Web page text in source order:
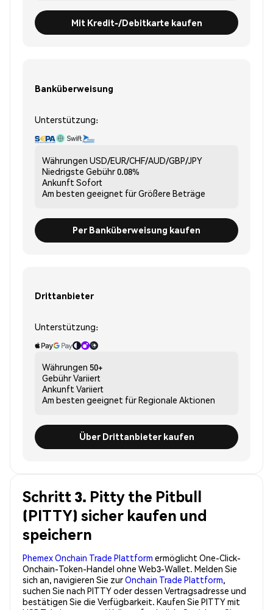
Mit Kredit-/Debitkarte kaufen
Banküberweisung
Unterstützung:
Währungen USD/EUR/CHF/AUD/GBP/JPY
Niedrigste Gebühr0.08%
Ankunft Sofort
Am besten geeignet fürGrößere Beträge
Per Banküberweisung kaufen
Drittanbieter
Unterstützung:
Währungen 50+
GebührVariiert
Ankunft Variiert
Am besten geeignet fürRegionale Aktionen
Über Drittanbieter kaufen
Schritt 3. Pitty the Pitbull
(PITTY) sicher kaufen und
speichern
Phemex Onchain Trade Plattform ermöglicht One-Click-
Onchain-Token-Handel ohne Web3-Wallet. Melden Sie
sich an, navigieren Sie zurOnchain Trade Plattform,
suchen Sie nach PITTY oder dessen Vertragsadresse und
bestätigen Sie die Verfügbarkeit. Kaufen Sie PITTY mit